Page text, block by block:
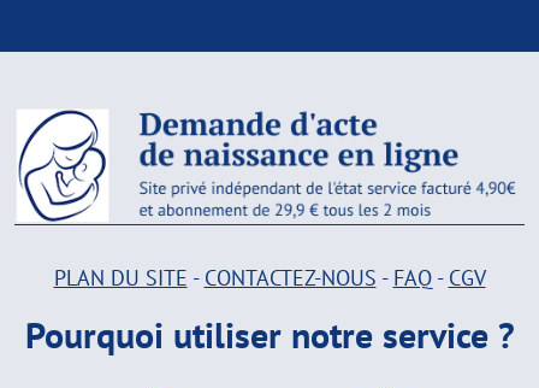
PLAN DU SITE - CONTACTEZ-NOUS - FAQ- CGV
Pourquoi utiliser notre service ?